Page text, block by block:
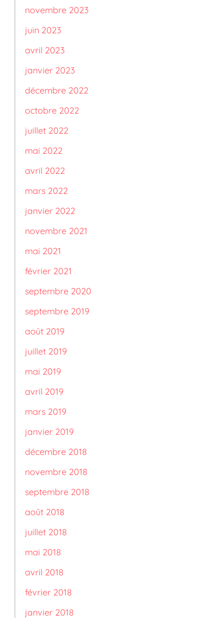
novembre 2023
juin 2023
avril 2023
janvier 2023
décembre 2022
octobre 2022
juillet 2022
mai 2022
avril 2022
mars 2022
janvier 2022
novembre 2021
mai 2021
février 2021
septembre 2020
septembre 2019
août 2019
juillet 2019
mai 2019
avril 2019
mars 2019
janvier 2019
décembre 2018
novembre 2018
septembre 2018
août 2018
juillet 2018
mai 2018
avril 2018
février 2018
janvier 2018